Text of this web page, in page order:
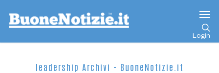
Login
leadership Archivi - BuoneNotizie.it